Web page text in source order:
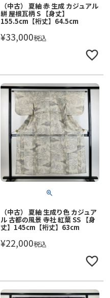
（中古） 夏紬 赤 生成 カジュアル
絣 屋根瓦柄 S 【身丈】
155.5cm【裄丈】64.5cm
¥33,000税込
（中古） 夏紬 生成り色 カジュア
ル 古都の風景 寺社 紅葉 SS 【身
丈】145cm【裄丈】63cm
¥22,000税込